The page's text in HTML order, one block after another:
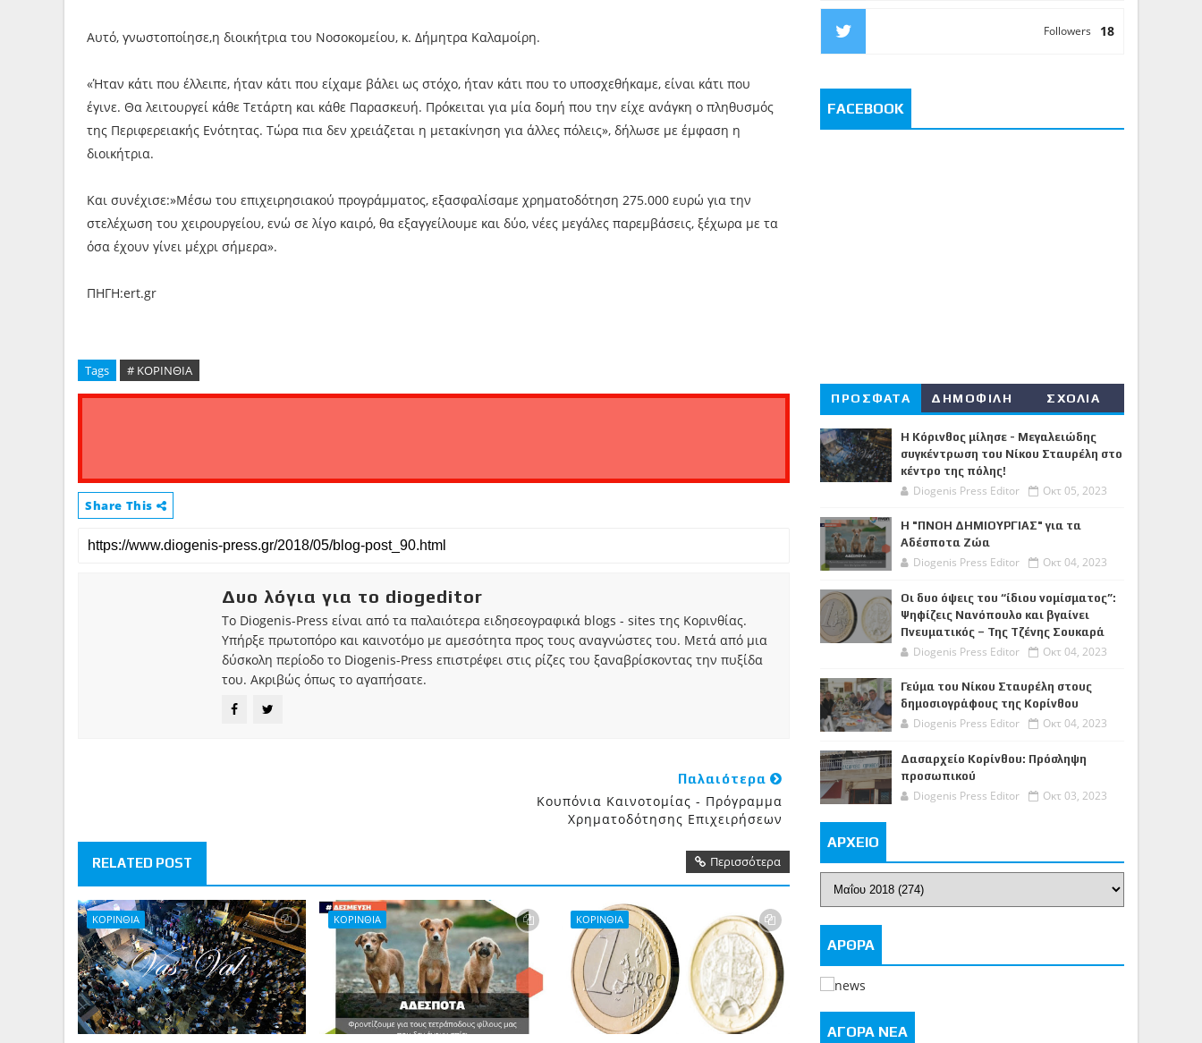
Αυτό, γνωστοποίησε,η διοικήτρια του Νοσοκομείου, κ. Δήμητρα Καλαμοίρη.
«Ήταν κάτι που έλλειπε, ήταν κάτι που είχαμε βάλει ως στόχο, ήταν κάτι που το υποσχεθήκαμε, είναι κάτι που
έγινε. Θα λειτουργεί κάθε Τετάρτη και κάθε Παρασκευή. Πρόκειται για μία δομή που την είχε ανάγκη ο πληθυσμός
της Περιφερειακής Ενότητας. Τώρα πια δεν χρειάζεται η μετακίνηση για άλλες πόλεις», δήλωσε με έμφαση η
διοικήτρια.
Και συνέχισε:»Μέσω του επιχειρησιακού προγράμματος, εξασφαλίσαμε χρηματοδότηση 275.000 ευρώ για την
στελέχωση του χειρουργείου, ενώ σε λίγο καιρό, θα εξαγγείλουμε και δύο, νέες μεγάλες παρεμβάσεις, ξέχωρα με τα
όσα έχουν γίνει μέχρι σήμερα».
ΠΗΓΗ:ert.gr
Tags # ΚΟΡΙΝΘΙΑ
Share This
Δυο λόγια για το diogeditor
Το Diogenis-Press είναι από τα παλαιότερα ειδησεογραφικά blogs - sites της Κορινθίας.
Υπήρξε πρωτοπόρο και καινοτόμο με αμεσότητα προς τους αναγνώστες του. Μετά από μια
δύσκολη περίοδο το Diogenis-Press επιστρέφει στις ρίζες του ξαναβρίσκοντας την πυξίδα
του. Ακριβώς όπως το αγαπήσατε.
Παλαιότερα
Κουπόνια Καινοτομίας - Πρόγραμμα
Χρηματοδότησης Επιχειρήσεων
RELATED POST Περισσότερα
ΚΟΡΙΝΘΙΑ ΚΟΡΙΝΘΙΑ ΚΟΡΙΝΘΙΑ
18
Followers
FACEBOOK
ΠΡΟΣΦΑΤΑ ΔΗΜΟΦΙΛΗ ΣΧΟΛΙΑ
Η Κόρινθος μίλησε - Μεγαλειώδης
συγκέντρωση του Νίκου Σταυρέλη στο
κέντρο της πόλης!
Diogenis Press Editor Οκτ 05, 2023
Η "ΠΝΟΗ ΔΗΜΙΟΥΡΓΙΑΣ" για τα
Αδέσποτα Ζώα
Diogenis Press Editor Οκτ 04, 2023
Οι δυο όψεις του “ίδιου νομίσματος”:
Ψηφίζεις Νανόπουλο και βγαίνει
Πνευματικός – Της Τζένης Σουκαρά
Diogenis Press Editor Οκτ 04, 2023
Γεύμα του Νίκου Σταυρέλη στους
δημοσιογράφους της Κορίνθου
Diogenis Press Editor Οκτ 04, 2023
Δασαρχείο Κορίνθου: Πρόσληψη
προσωπικού
Diogenis Press Editor Οκτ 03, 2023
ΑΡΧΕΙΟ
ΑΡΘΡΑ
ΑΓΟΡΑ ΝΕΑ